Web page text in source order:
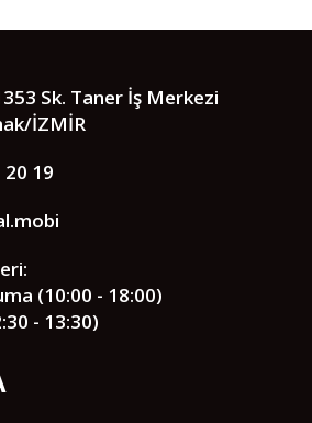
Sk. Taner İş Merkezi
İZMİR
20 19
(10:00 - 18:00)
- 13:30)